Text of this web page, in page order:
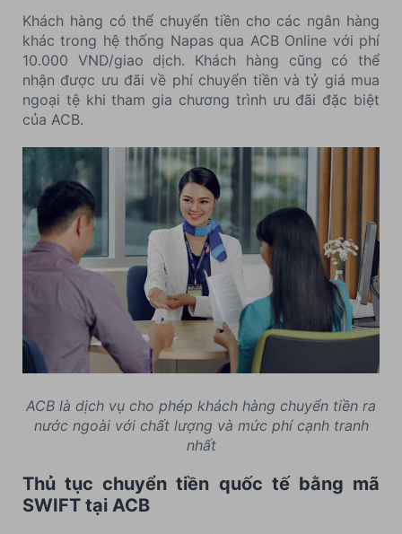
Khách hàng có thể chuyển tiền cho các ngân hàng
khác trong hệ thống Napas qua ACB Online với phí
10.000 VND/giao dịch. Khách hàng cũng có thể
nhận được ưu đãi về phí chuyển tiền và tỷ giá mua
ngoại tệ khi tham gia chương trình ưu đãi đặc biệt
của ACB.
ACB là dịch vụ cho phép khách hàng chuyển tiền ra
nước ngoài với chất lượng và mức phí cạnh tranh
nhất
Thủ tục chuyển tiền quốc tế bằng mã
SWIFT tại ACB